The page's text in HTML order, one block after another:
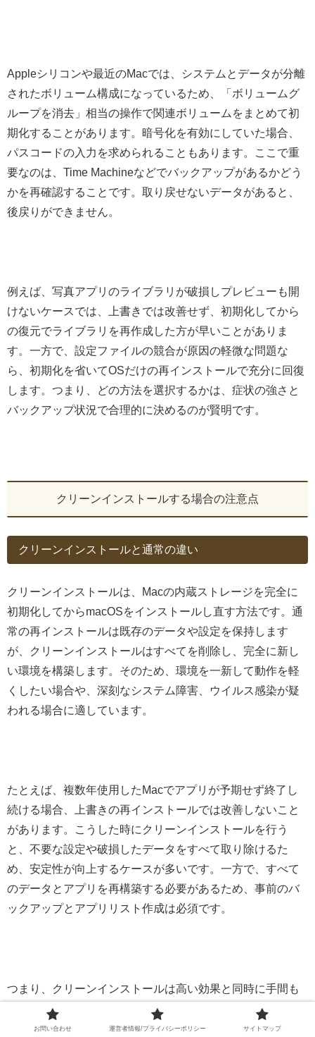
Appleシリコンや最近のMacでは、システムとデータが分離
されたボリューム構成になっているため、「ボリュームグ
ループを消去」相当の操作で関連ボリュームをまとめて初
期化することがあります。暗号化を有効にしていた場合、
パスコードの入力を求められることもあります。ここで重
要なのは、Time Machineなどでバックアップがあるかどう
かを再確認することです。取り戻せないデータがあると、
後戻りができません。
例えば、写真アプリのライブラリが破損しプレビューも開
けないケースでは、上書きでは改善せず、初期化してから
の復元でライブラリを再作成した方が早いことがありま
す。一方で、設定ファイルの競合が原因の軽微な問題な
ら、初期化を省いてOSだけの再インストールで充分に回復
します。つまり、どの方法を選択するかは、症状の強さと
バックアップ状況で合理的に決めるのが賢明です。
クリーンインストールする場合の注意点
クリーンインストールと通常の違い
クリーンインストールは、Macの内蔵ストレージを完全に
初期化してからmacOSをインストールし直す方法です。通
常の再インストールは既存のデータや設定を保持します
が、クリーンインストールはすべてを削除し、完全に新し
い環境を構築します。そのため、環境を一新して動作を軽
くしたい場合や、深刻なシステム障害、ウイルス感染が疑
われる場合に適しています。
たとえば、複数年使用したMacでアプリが予期せず終了し
続ける場合、上書きの再インストールでは改善しないこと
があります。こうした時にクリーンインストールを行う
と、不要な設定や破損したデータをすべて取り除けるた
め、安定性が向上するケースが多いです。一方で、すべて
のデータとアプリを再構築する必要があるため、事前のバ
ックアップとアプリリスト作成は必須です。
つまり、クリーンインストールは高い効果と同時に手間も
伴う「諸刃の剣」のような方法であり、必要性をしっかり
見極めて選択することが重要です。
お問い合わせ 運営者情報/プライバシーポリシー サイトマップ